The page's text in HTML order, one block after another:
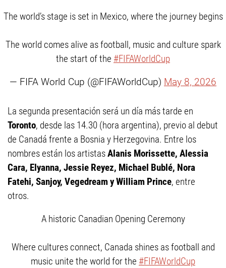
The world’s stage is set in Mexico, where the journey begins
The world comes alive as football, music and culture spark
the start of the #FIFAWorldCup
— FIFA World Cup (@FIFAWorldCup) May 8, 2026
La segunda presentación será un día más tarde en
Toronto, desde las 14.30 (hora argentina), previo al debut
de Canadá frente a Bosnia y Herzegovina. Entre los
nombres están los artistasAlanis Morissette, Alessia
Cara, Elyanna, Jessie Reyez, Michael Bublé, Nora
Fatehi, Sanjoy, Vegedream y William Prince, entre
otros.
A historic Canadian Opening Ceremony
Where cultures connect, Canada shines as football and
music unite the world for the #FIFAWorldCup